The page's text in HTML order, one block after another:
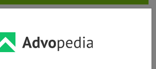
zum Thema § 616